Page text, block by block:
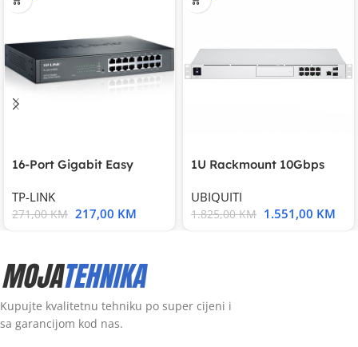
16-Port Gigabit Easy
TP-LINK
271,00KM 217,00 KM
1U Rackmount 10Gbps
UBIQUITI
1.825,00KM 1.551,00 KM
Kupujte kvalitetnu tehniku po super cijeni i
sa garancijom kod nas.